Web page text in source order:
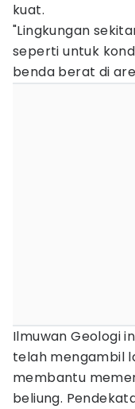
kuat.
"Lingkungan
seperti untuk
benda berat di
Ilmuwan Geologi
telah mengambil
membantu
beliung.